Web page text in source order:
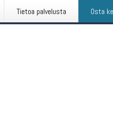
Tietoa palvelusta Osta